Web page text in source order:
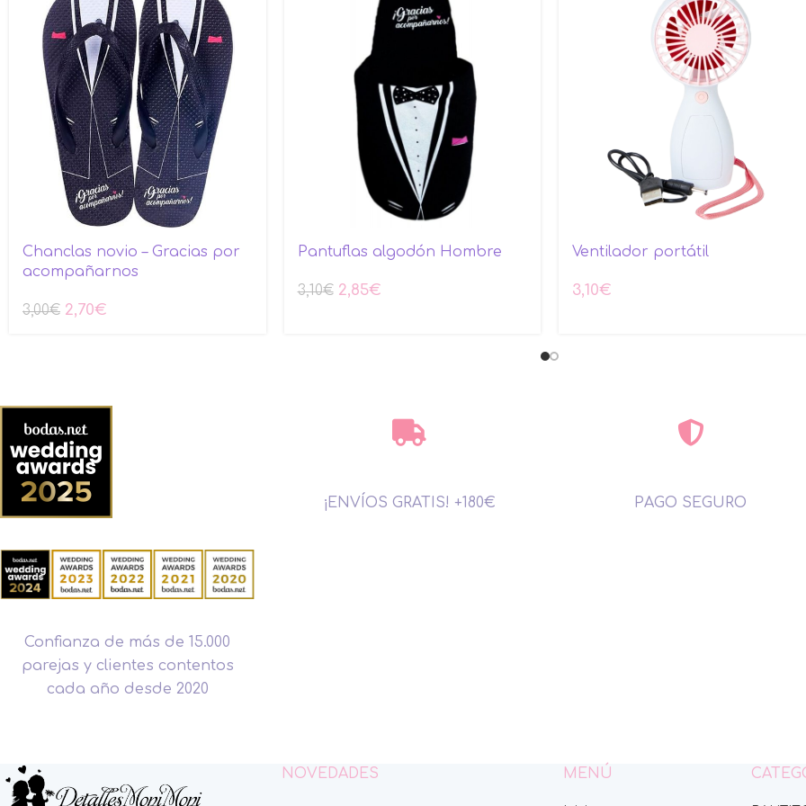
Chanclas novio – Gracias por
acompañarnos
3,00€ 2,70€
Pantuflas algodón Hombre
3,10€ 2,85€
Ventilador portátil
3,10€
Confianza de más de 15.000
parejas y clientes contentos
cada año desde 2020
¡ENVÍOS GRATIS! +180€ PAGO SEGURO
NOVEDADES MENÚ